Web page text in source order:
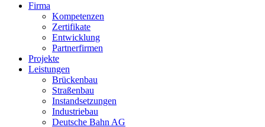
Firma
Kompetenzen
Zertifikate
Entwicklung
Partnerfirmen
Projekte
Leistungen
Brückenbau
Straßenbau
Instandsetzungen
Industriebau
Deutsche Bahn AG